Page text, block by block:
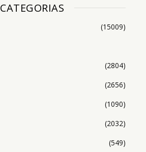
CATEGORIAS
(15009)
(2804)
(2656)
(1090)
(2032)
(549)